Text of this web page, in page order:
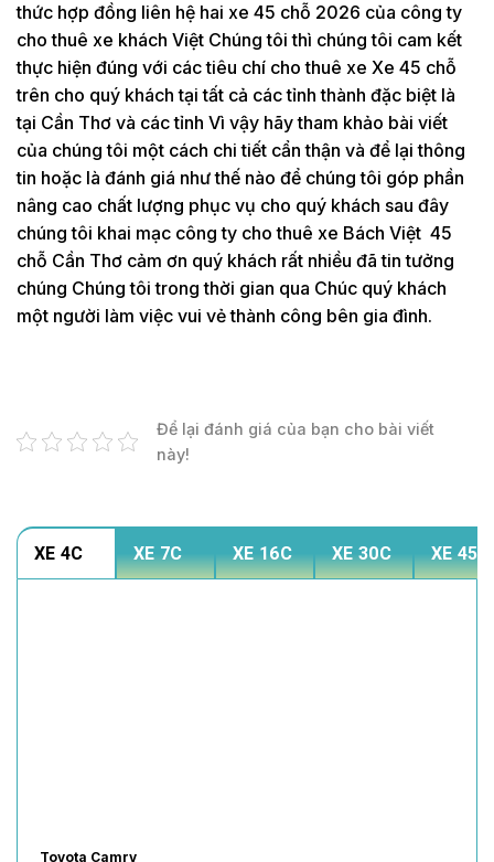
thức hợp đồng liên hệ hai xe 45 chỗ 2026 của công ty
cho thuê xe khách Việt Chúng tôi thì chúng tôi cam kết
thực hiện đúng với các tiêu chí cho thuê xe Xe 45 chỗ
trên cho quý khách tại tất cả các tỉnh thành đặc biệt là
tại Cần Thơ và các tỉnh Vì vậy hãy tham khảo bài viết
của chúng tôi một cách chi tiết cẩn thận và để lại thông
tin hoặc là đánh giá như thế nào để chúng tôi góp phần
nâng cao chất lượng phục vụ cho quý khách sau đây
chúng tôi khai mạc công ty cho thuê xe Bách Việt 45
chỗ Cần Thơ cảm ơn quý khách rất nhiều đã tin tưởng
chúng Chúng tôi trong thời gian qua Chúc quý khách
một người làm việc vui vẻ thành công bên gia đình.
Để lại đánh giá của bạn cho bài viết
này!
XE 4C XE 7C XE 16C XE 30C XE 45C
Toyota Vios